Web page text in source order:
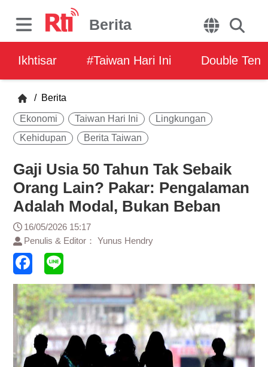
Berita
Ikhtisar #Taiwan Hari Ini Double Ten
/ Berita
Ekonomi Taiwan Hari Ini
Lingkungan
Kehidupan
Berita Taiwan
Gaji Usia 50 Tahun Tak Sebaik
Orang Lain? Pakar: Pengalaman
Adalah Modal, Bukan Beban
16/05/2026 15:17
Penulis & Editor： Yunus Hendry